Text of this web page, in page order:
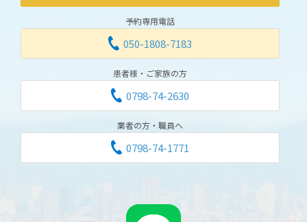
予約専用電話
050-1808-7183
患者様・ご家族の方
0798-74-2630
業者の方・職員へ
0798-74-1771